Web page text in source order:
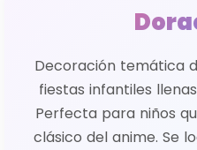
Decoración temática
fiestas infantiles
Perfecta para niños
clásico del anime. Se